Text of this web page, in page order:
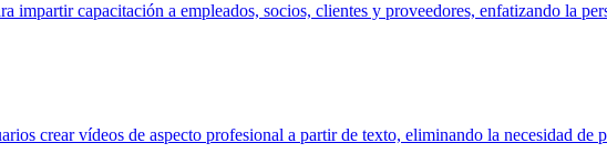
capacitación a empleados, socios, clientes y proveedores, enfatizando la
crear vídeos de aspecto profesional a partir de texto, eliminando la necesidad de